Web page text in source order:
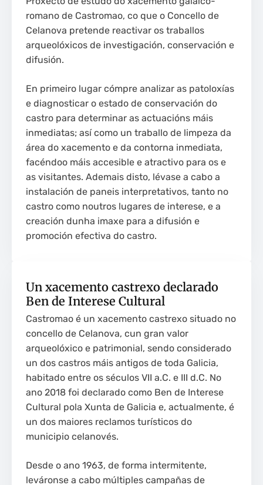
romano de Castromao, co que o Concello de
Celanova pretende reactivar os traballos
arqueolóxicos de investigación, conservación e
difusión.
En primeiro lugar cómpre analizar as patoloxías
e diagnosticar o estado de conservación do
castro para determinar as actuacións máis
inmediatas; así como un traballo de limpeza da
área do xacemento e da contorna inmediata,
facéndoo máis accesible e atractivo para os e
as visitantes. Ademais disto, lévase a cabo a
instalación de paneis interpretativos, tanto no
castro como noutros lugares de interese, e a
creación dunha imaxe para a difusión e
promoción efectiva do castro.
Un xacemento castrexo declarado
Ben de Interese Cultural
Castromao é un xacemento castrexo situado no
concello de Celanova, cun gran valor
arqueolóxico e patrimonial, sendo considerado
un dos castros máis antigos de toda Galicia,
habitado entre os séculos VII a.C. e III d.C. No
ano 2018 foi declarado como Ben de Interese
Cultural pola Xunta de Galicia e, actualmente, é
un dos maiores reclamos turísticos do
municipio celanovés.
Desde o ano 1963, de forma intermitente,
leváronse a cabo múltiples campañas de